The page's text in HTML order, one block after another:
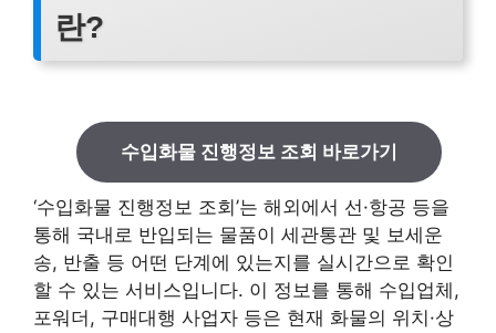
란?
수입화물 진행정보 조회 바로가기
‘수입화물 진행정보 조회’는 해외에서 선·항공 등을
통해 국내로 반입되는 물품이 세관통관 및 보세운
송, 반출 등 어떤 단계에 있는지를 실시간으로 확인
할 수 있는 서비스입니다. 이 정보를 통해 수입업체,
포워더, 구매대행 사업자 등은 현재 화물의 위치·상